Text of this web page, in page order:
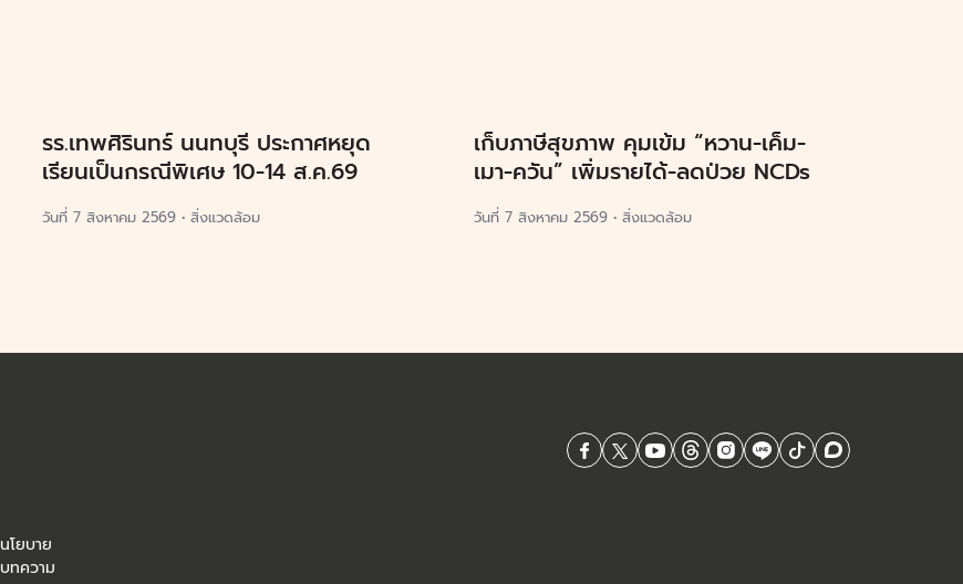
รร.เทพศิรินทร์ นนทบุรี ประกาศหยุด
เรียนเป็นกรณีพิเศษ 10-14 ส.ค.69
วันที่ 7 สิงหาคม 2569 • สิ่งแวดล้อม
เก็บภาษีสุขภาพ คุมเข้ม “หวาน-เค็ม-
เมา-ควัน” เพิ่มรายได้-ลดป่วย NCDs
วันที่ 7 สิงหาคม 2569 • สิ่งแวดล้อม
นโยบาย
บทความ